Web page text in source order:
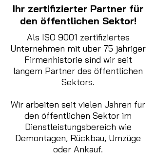
Ihr zertifizierter Partner für
den öffentlichen Sektor!
Als ISO 9001 zertifiziertes
Unternehmen mit über 75 jähriger
Firmenhistorie sind wir seit
langem Partner des öffentlichen
Sektors.
Wir arbeiten seit vielen Jahren für
den öffentlichen Sektor im
Dienstleistungsbereich wie
Demontagen, Rückbau, Umzüge
oder Ankauf.